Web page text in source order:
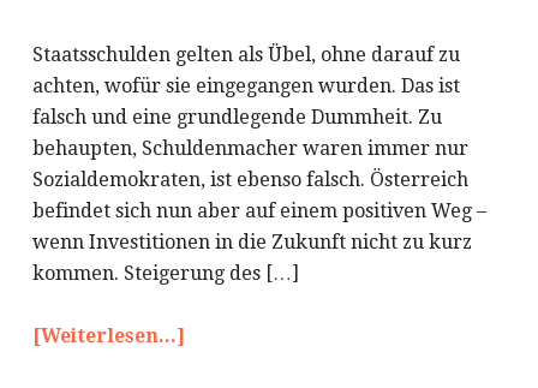
Staatsschulden gelten als Übel, ohne darauf zu
achten, wofür sie eingegangen wurden. Das ist
falsch und eine grundlegende Dummheit. Zu
behaupten, Schuldenmacher waren immer nur
Sozialdemokraten, ist ebenso falsch. Österreich
befindet sich nun aber auf einem positiven Weg –
wenn Investitionen in die Zukunft nicht zu kurz
kommen. Steigerung des […]
[Weiterlesen...]